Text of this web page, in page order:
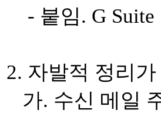
- 붙임. G Suite
2. 자발적 정리
가. 수신 메일